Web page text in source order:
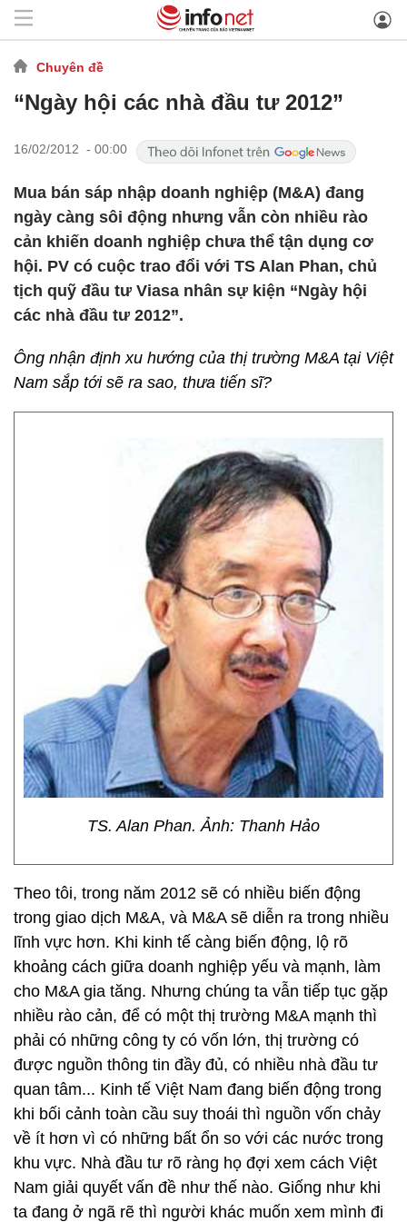
Chuyên đề
“Ngày hội các nhà đầu tư 2012”
16/02/2012 - 00:00
Mua bán sáp nhập doanh nghiệp (M&A) đang
ngày càng sôi động nhưng vẫn còn nhiều rào
cản khiến doanh nghiệp chưa thể tận dụng cơ
hội. PV có cuộc trao đổi với TS Alan Phan, chủ
tịch quỹ đầu tư Viasa nhân sự kiện “Ngày hội
các nhà đầu tư 2012”.
Ông nhận định xu hướng của thị trường M&A tại Việt
Nam sắp tới sẽ ra sao, thưa tiến sĩ?
TS. Alan Phan. Ảnh: Thanh Hảo
Theo tôi, trong năm 2012 sẽ có nhiều biến động
trong giao dịch M&A, và M&A sẽ diễn ra trong nhiều
lĩnh vực hơn. Khi kinh tế càng biến động, lộ rõ
khoảng cách giữa doanh nghiệp yếu và mạnh, làm
cho M&A gia tăng. Nhưng chúng ta vẫn tiếp tục gặp
nhiều rào cản, để có một thị trường M&A mạnh thì
phải có những công ty có vốn lớn, thị trường có
được nguồn thông tin đầy đủ, có nhiều nhà đầu tư
quan tâm... Kinh tế Việt Nam đang biến động trong
khi bối cảnh toàn cầu suy thoái thì nguồn vốn chảy
về ít hơn vì có những bất ổn so với các nước trong
khu vực. Nhà đầu tư rõ ràng họ đợi xem cách Việt
Nam giải quyết vấn đề như thế nào. Giống như khi
ta đang ở ngã rẽ thì người khác muốn xem mình đi